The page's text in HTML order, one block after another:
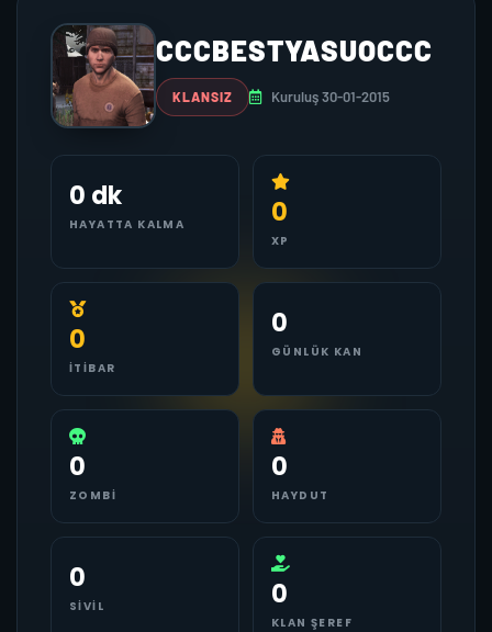
CCCBESTYASUOCCC
KLANSIZ Kuruluş 30-01-2015
0 dk
HAYATTA KALMA 0
XP
0
İTIBAR
0
GÜNLÜK KAN
0
ZOMBI
0
HAYDUT
0
SIVIL 0
KLAN ŞEREF